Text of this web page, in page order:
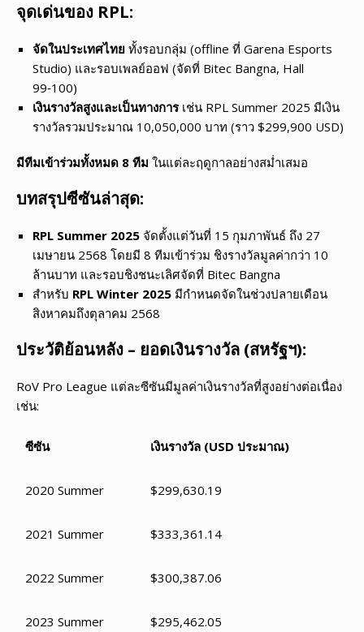
จุดเด่นของ RPL:
จัดในประเทศไทย ทั้งรอบกลุ่ม (offline ที่ Garena Esports
Studio) และรอบเพลย์ออฟ (จัดที่ Bitec Bangna, Hall
99‑100)
เงินรางวัลสูงและเป็นทางการเช่น RPL Summer 2025 มีเงิน
รางวัลรวมประมาณ 10,050,000 บาท (ราว $299,900 USD)
มีทีมเข้าร่วมทั้งหมด 8 ทีม ในแต่ละฤดูกาลอย่างสม่ำเสมอ
บทสรุปซีซันล่าสุด:
RPL Summer 2025 จัดตั้งแต่วันที่ 15 กุมภาพันธ์ ถึง 27
เมษายน 2568 โดยมี 8 ทีมเข้าร่วม ชิงรางวัลมูลค่ากว่า 10
ล้านบาท และรอบชิงชนะเลิศจัดที่ Bitec Bangna
สำหรับ RPL Winter 2025 มีกำหนดจัดในช่วงปลายเดือน
สิงหาคมถึงตุลาคม 2568
ประวัติย้อนหลัง – ยอดเงินรางวัล (สหรัฐฯ):
RoV Pro League แต่ละซีซันมีมูลค่าเงินรางวัลที่สูงอย่างต่อเนื่อง
เช่น:
ซีซัน เงินรางวัล (USD ประมาณ)
2020 Summer $299,630.19
2021 Summer $333,361.14
2022 Summer $300,387.06
2023 Summer $295,462.05